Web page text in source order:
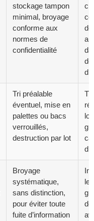
stockage tampon
minimal, broyage
conforme aux
normes de
confidentialité
Tri préalable
éventuel, mise en
palettes ou bacs
verrouillés,
destruction par lot
Broyage
systématique,
sans distinction,
pour éviter toute
fuite d’information
le